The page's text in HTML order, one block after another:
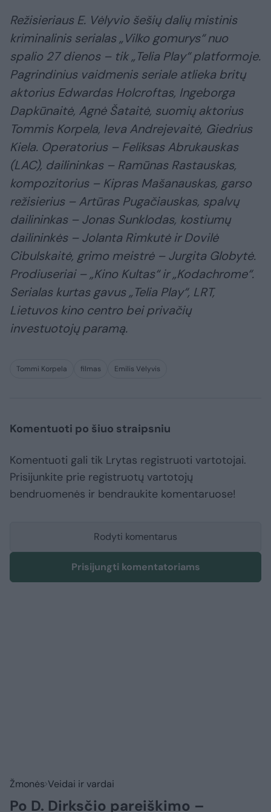
Režisieriaus E. Vėlyvio šešių dalių mistinis
kriminalinis serialas „Vilko gomurys“ nuo
spalio 27 dienos – tik „Telia Play“ platformoje.
Pagrindinius vaidmenis seriale atlieka britų
aktorius Edwardas Holcroftas, Ingeborga
Dapkūnaitė, Agnė Šataitė, suomių aktorius
Tommis Korpela, Ieva Andrejevaitė, Giedrius
Kiela. Operatorius – Feliksas Abrukauskas
(LAC), dailininkas – Ramūnas Rastauskas,
kompozitorius – Kipras Mašanauskas, garso
režisierius – Artūras Pugačiauskas, spalvų
dailininkas – Jonas Sunklodas, kostiumų
dailininkės – Jolanta Rimkutė ir Dovilė
Cibulskaitė, grimo meistrė – Jurgita Globytė.
Prodiuseriai – „Kino Kultas“ ir „Kodachrome“.
Serialas kurtas gavus „Telia Play“, LRT,
Lietuvos kino centro bei privačių
investuotojų paramą.
Tommi Korpela filmas Emilis Vėlyvis
Komentuoti po šiuo straipsniu
Komentuoti gali tik Lrytas registruoti vartotojai.
Prisijunkite prie registruotų vartotojų
bendruomenės ir bendraukite komentaruose!
Rodyti komentarus
Prisijungti komentatoriams
Žmonės Veidai ir vardai
Po D. Dirksčio pareiškimo –